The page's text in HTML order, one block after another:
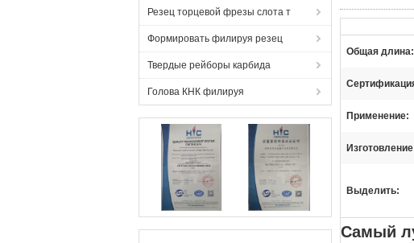
Резец торцевой фрезы слота т
Формировать филируя резец
Твердые рейборы карбида
Голова КНК филируя
Общая длина:
Применение:
Выделить:
Самый